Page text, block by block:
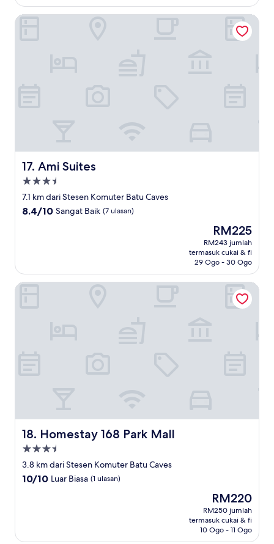
ulasan)
17. Ami Suites
Ami Suites
Hartanah
3.5
bintang
7.1 km dari Stesen Komuter Batu Caves
8.4
ulasan)
8.4/10 Sangat Baik (7 ulasan)
Harga
ialah
RM225
RM225
RM243 jumlah
termasuk cukai & fi
29 Ogo - 30 Ogo
Ami Suites
18. Homestay 168 Park Mall
Homestay 168 Park Mall
Hartanah
3.5
bintang
3.8 km dari Stesen Komuter Batu Caves
10.0
10/10 Luar Biasa (1 ulasan)
Harga
ialah
RM220
RM220
RM250 jumlah
termasuk cukai & fi
10 Ogo - 11 Ogo
Homestay 168 Park Mall